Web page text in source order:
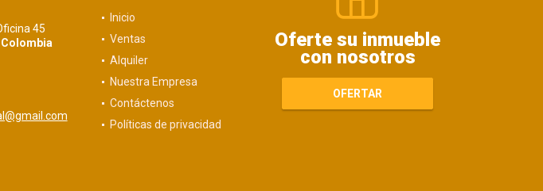
45
Inicio
Ventas
Alquiler
Nuestra Empresa
Contáctenos
Políticas de privacidad
Oferte su inmueble
con nosotros
OFERTAR